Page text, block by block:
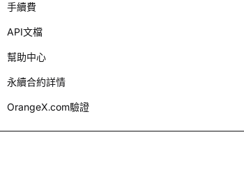
手續費
API文檔
幫助中心
永續合約詳情
OrangeX.com驗證